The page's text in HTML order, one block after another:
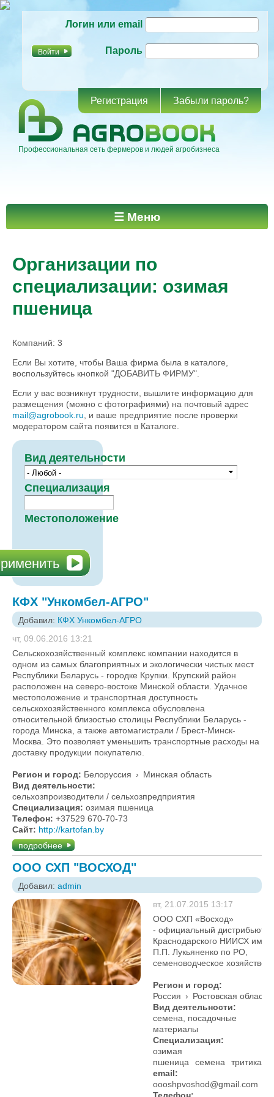
основному
Логин или email
Пароль
Регистрация Забыли пароль?
Профессиональная сеть фермеров и людей агробизнеса
Главное меню ☰ Меню
Организации по
специализации: озимая
пшеница
Компаний: 3
Если Вы хотите, чтобы Ваша фирма была в каталоге,
воспользуйтесь кнопкой "ДОБАВИТЬ ФИРМУ".
Если у вас возникнут трудности, вышлите информацию для
размещения (можно с фотографиями) на почтовый адрес
mail@agrobook.ru , и ваше предприятие после проверки
модератором сайта появится в Каталоге.
Вид деятельности
Специализация
Местоположение
КФХ "Ункомбел-АГРО"
Добавил: КФХ Ункомбел-АГРО
чт, 09.06.2016 13:21
Сельскохозяйственный комплекс компании находится в
одном из самых благоприятных и экологически чистых мест
Республики Беларусь - городке Крупки. Крупский район
расположен на северо-востоке Минской области. Удачное
местоположение и транспортная доступность
сельскохозяйственного комплекса обусловлена
относительной близостью столицы Республики Беларусь -
города Минска, а также автомагистрали / Брест-Минск-
Москва. Это позволяет уменьшить транспортные расходы на
доставку продукции покупателю.
Регион и город: Белоруссия › Минская область
Вид деятельности:
сельхозпроизводители / сельхозпредприятия
Специализация: озимая пшеница
Телефон: +37529 670-70-73
Сайт: http://kartofan.by
подробнее
ООО СХП "ВОСХОД"
Добавил: admin
вт, 21.07.2015 13:17
ООО СХП «Восход»
- официальный дистрибьютор
Краснодарского НИИСХ им.
П.П. Лукьяненко по РО,
семеноводческое хозяйство
Регион и город:
Россия › Ростовская область
Вид деятельности:
семена, посадочные
материалы
Специализация:
озимая
пшеница
семена
тритикале
email:
оооshpvoshod@gmail.com